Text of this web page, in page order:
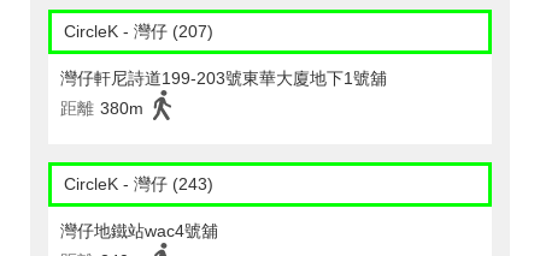
CircleK - 灣仔 (207)
灣仔軒尼詩道199-203號東華大廈地下1號舖
距離 380m
CircleK - 灣仔 (243)
灣仔地鐵站wac4號舖